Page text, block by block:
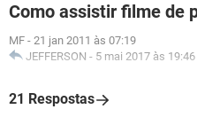
Como assistir filme de
MF - 21 jan 2011 às 07:19
JEFFERSON - 5 mai 2017 às 19:46
21 Respostas